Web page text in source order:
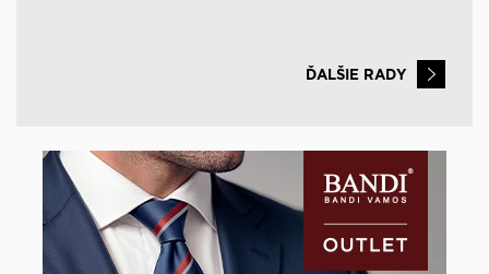
ĎALŠIE RADY